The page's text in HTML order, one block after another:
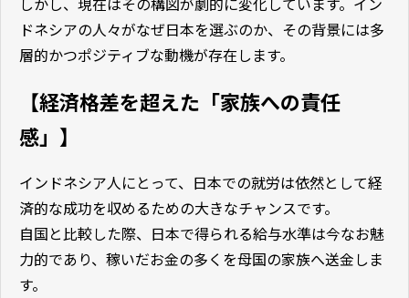
ドネシアの人々がなぜ日本を選ぶのか、その背景には多
層的かつポジティブな動機が存在します。
【経済格差を超えた「家族への責任
感」】
インドネシア人にとって、日本での就労は依然として経
済的な成功を収めるための大きなチャンスです。
自国と比較した際、日本で得られる給与水準は今なお魅
力的であり、稼いだお金の多くを母国の家族へ送金しま
す。